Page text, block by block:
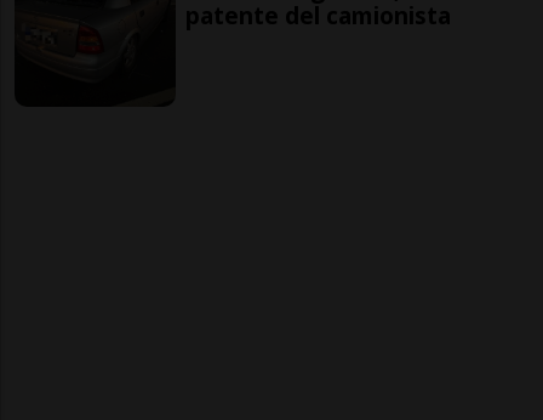
patente del camionista